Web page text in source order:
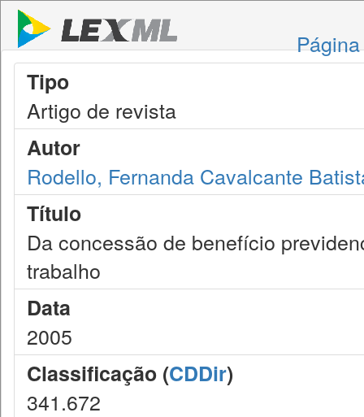
Tipo
Artigo de revista
Autor
Rodello, Fernanda Cavalcante
Título
Da concessão de benefício
trabalho
Data
2005
Classificação (CDDir)
341.672